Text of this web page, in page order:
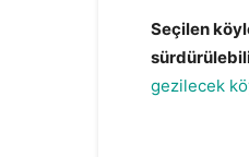
Seçilen
gezilecek